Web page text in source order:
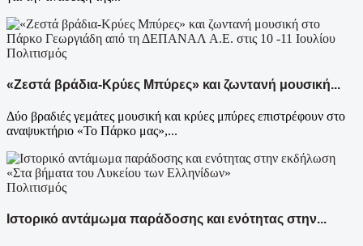
Πολιτισμός
«Ζεστά βράδια-Κρύες Μπύρες» και ζωντανή μουσική...
Δύο βραδιές γεμάτες μουσική και κρύες μπύρες επιστρέφουν στο
αναψυκτήριο «Το Πάρκο μας»,...
Πολιτισμός
Ιστορικό αντάμωμα παράδοσης και ενότητας στην...